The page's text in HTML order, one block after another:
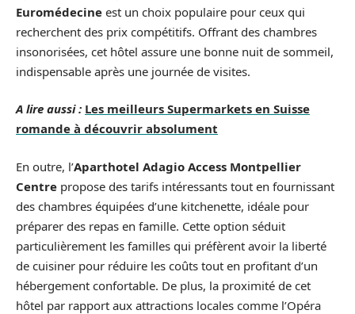
Euromédecine est un choix populaire pour ceux qui
recherchent des prix compétitifs. Offrant des chambres
insonorisées, cet hôtel assure une bonne nuit de sommeil,
indispensable après une journée de visites.
A lire aussi : Les meilleurs Supermarkets en Suisse
romande à découvrir absolument
En outre, l’Aparthotel Adagio Access Montpellier
Centre propose des tarifs intéressants tout en fournissant
des chambres équipées d’une kitchenette, idéale pour
préparer des repas en famille. Cette option séduit
particulièrement les familles qui préfèrent avoir la liberté
de cuisiner pour réduire les coûts tout en profitant d’un
hébergement confortable. De plus, la proximité de cet
hôtel par rapport aux attractions locales comme l’Opéra